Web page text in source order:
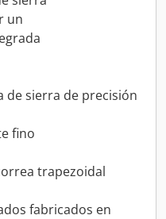
un
de sierra de precisión
fino
trapezoidal
fabricados en